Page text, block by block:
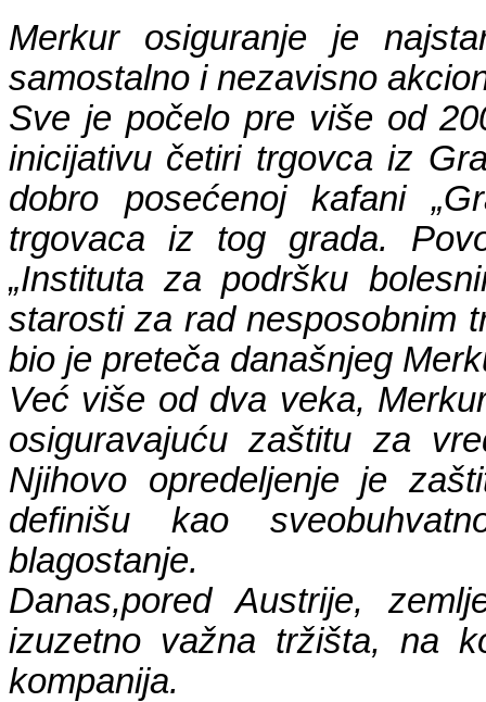
Merkur osiguranje je
samostalno i nezavisno
Sve je počelo pre više od
inicijativu četiri trgovca iz
dobro posećenoj kafani
trgovaca iz tog grada.
„Instituta za podršku
starosti za rad nesposobnim
bio je preteča današnjeg
Već više od dva veka,
osiguravajuću zaštitu za
Njihovo opredeljenje je
definišu kao
blagostanje.
Danas,pored Austrije,
izuzetno važna tržišta, na
kompanija.